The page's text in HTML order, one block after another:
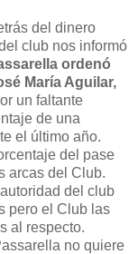
del dinero
club nos informó
ordenó
María Aguilar,
un faltante
de una
el último año.
del pase
arcas del Club.
del club
pero el Club las
al respecto.
no quiere